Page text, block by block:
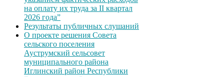
на оплату их труда за II квартал
2026 года”
Результаты публичных слушаний
О проекте решения Совета
сельского поселения
Ауструмский сельсовет
муниципального района
Иглинский район Республики